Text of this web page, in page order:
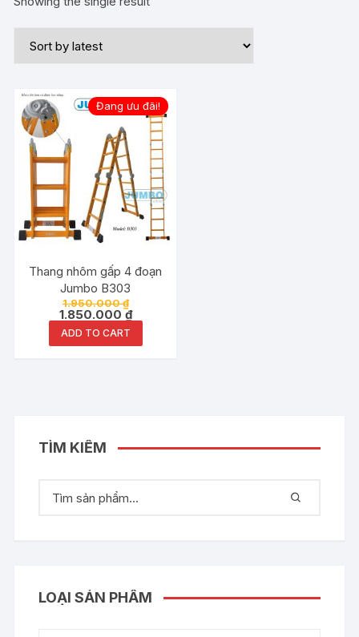
Đang ưu đãi!
Thang nhôm gấp 4 đoạn
Jumbo B303
1.950.000₫
1.850.000 ₫
ADD TO CART
TÌM KIẾM
LOẠI SẢN PHẨM